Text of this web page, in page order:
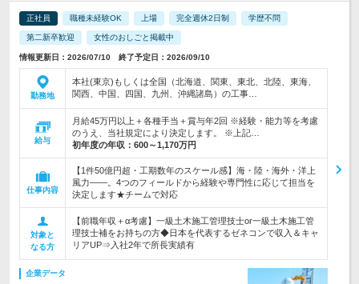
正社員 職種未経験OK 上場 完全週休2日制 学歴不問
第二新卒歓迎 女性のおしごと掲載中
情報更新日：2026/07/10 終了予定日：2026/09/10
勤務地
本社(東京)もしくは全国（北海道、関東、東北、北陸、東海、
関西、中国、四国、九州、沖縄諸島）の工事…
給与
月給45万円以上＋各種手当＋賞与年2回 ※経験・能力等を考慮
のうえ、当社規定により決定します。 ※上記…
初年度の年収： 600～1,170万円
仕事内容
【1件50億円超・工期数年のスケール感】海・陸・海外・洋上
風力――。4つのフィールドから経験や専門性に応じて担当を
決定します★チームで対応
対象と
なる方
【前職年収＋α考慮】一級土木施工管理技士or一級土木施工管
理技士補をお持ちの方◆日本を代表するゼネコンで収入＆キャ
リアUP⇒入社2年で所長実績有
企業データ